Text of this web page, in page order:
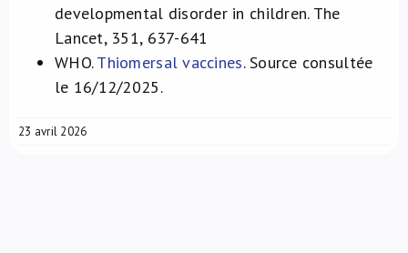
developmental disorder in children. The
Lancet, 351, 637-641
WHO.Thiomersal vaccines. Source consultée
le 16/12/2025.
23 avril 2026